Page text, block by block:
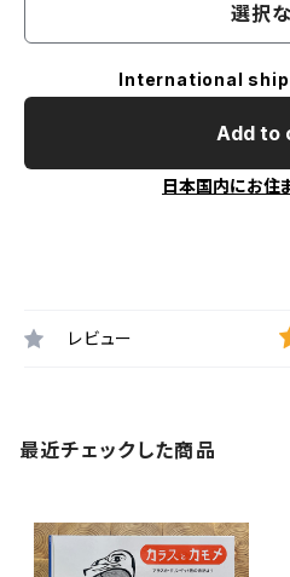
選択
International
Add to
日本国内にお住
レビュー
最近チェックした商品